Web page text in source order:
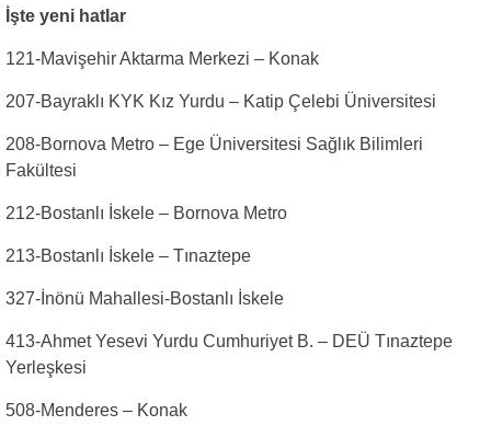
İşte yeni hatlar
121-Mavişehir Aktarma Merkezi – Konak
207-Bayraklı KYK Kız Yurdu – Katip Çelebi Üniversitesi
208-Bornova Metro – Ege Üniversitesi Sağlık Bilimleri
Fakültesi
212-Bostanlı İskele – Bornova Metro
213-Bostanlı İskele – Tınaztepe
327-İnönü Mahallesi-Bostanlı İskele
413-Ahmet Yesevi Yurdu Cumhuriyet B. – DEÜ Tınaztepe
Yerleşkesi
508-Menderes – Konak